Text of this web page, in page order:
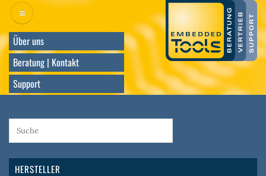
Direkt
zum
InhaltÜber uns
Beratung | Kontakt
Support
HERSTELLER